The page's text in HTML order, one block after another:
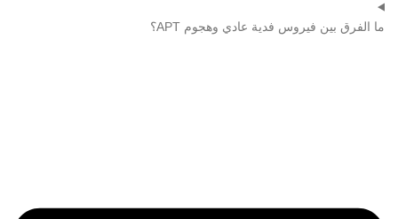
ما الفرق بين فيروس فدية عادي وهجوم APT؟